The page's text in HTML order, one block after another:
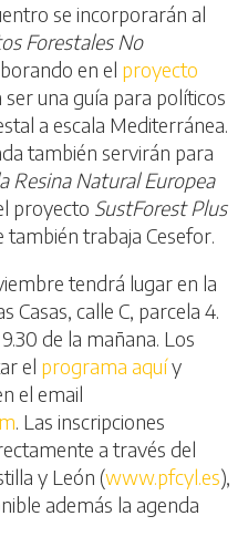
se incorporarán al
Forestales No
en el proyecto
ser una guía para políticos
a escala Mediterránea.
también servirán para
Resina Natural Europea
proyecto SustForest Plus
también trabaja Cesefor.
tendrá lugar en la
Casas, calle C, parcela 4.
de la mañana. Los
el programa aquíy
el email
. Las inscripciones
a través del
y León (www.pfcyl.es),
además la agenda